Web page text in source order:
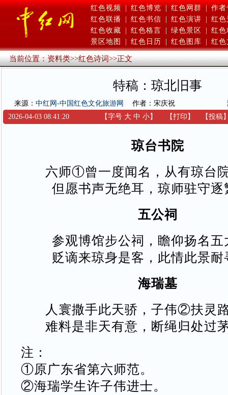
红色视频 | 红色博览 | 红色网群 | 作者
红色联播
红色书信 红色演讲
红色
红色收藏
红色格言 绿色景区
红色
景区地图
红色日历 红色图库 红色
当前位置：资料类>>红色诗词>>正文
特稿：琼北旧事
来源： 中红网-中国红色文化旅游网 作者：宋庆祝
2026-04-03 08:41:20
【字号 大 中 小】 【打印 】 【投稿
琼台书院
六师①曾一度闻名，从有琼台
但愿书声无绝耳，琼师驻守逐
五公祠
参观博馆步公祠，瞻仰扬名五
贬谪来琼身是客，此情此景耐
海瑞墓
人寰撒手此天骄，子伟②扶灵
难料是非天有意，断绳归处过
注：
①原广东省第六师范。
②海瑞学生许子伟进士。